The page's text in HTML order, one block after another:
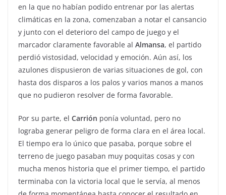
en la que no habían podido entrenar por las alertas
climáticas en la zona, comenzaban a notar el cansancio
y junto con el deterioro del campo de juego y el
marcador claramente favorable al Almansa, el partido
perdió vistosidad, velocidad y emoción. Aún así, los
azulones dispusieron de varias situaciones de gol, con
hasta dos disparos a los palos y varios manos a manos
que no pudieron resolver de forma favorable.
Por su parte, el Carrión ponía voluntad, pero no
lograba generar peligro de forma clara en el área local.
El tiempo era lo único que pasaba, porque sobre el
terreno de juego pasaban muy poquitas cosas y con
mucha menos historia que el primer tiempo, el partido
terminaba con la victoria local que le servía, al menos